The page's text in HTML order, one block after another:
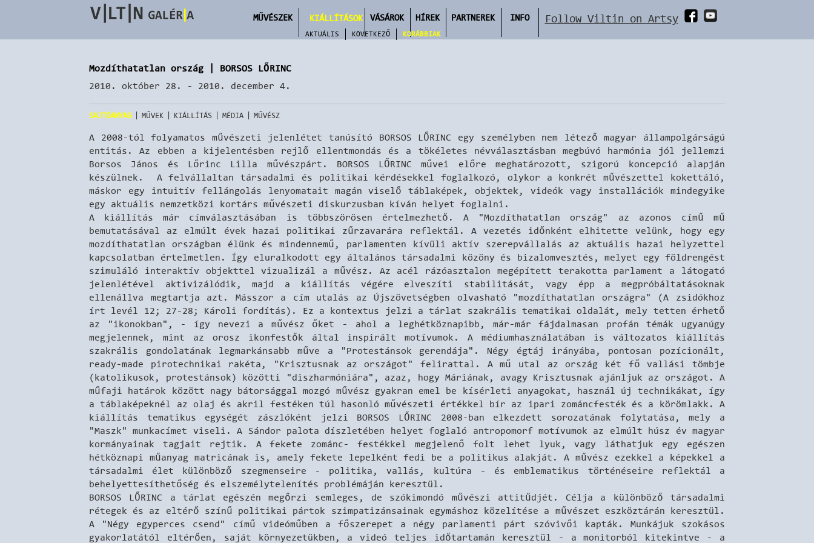
MŰVÉSZEK KIÁLLÍTÁSOK
AKTUÁLIS KÖVETKEZŐ KORÁBBIAK
VÁSÁROK HÍREK PARTNEREK INFO Follow Viltin on Artsy
Mozdíthatatlan ország | BORSOS LŐRINC
2010. október 28. - 2010. december 4.
SAJTÓANYAG MŰVEK KIÁLLÍTÁS MÉDIA MŰVÉSZ
A 2008-tól folyamatos művészeti jelenlétet tanúsító BORSOS LŐRINC egy személyben nem létező magyar állampolgárságú
entitás. Az ebben a kijelentésben rejlő ellentmondás és a tökéletes névválasztásban megbúvó harmónia jól jellemzi
Borsos János és Lőrinc Lilla művészpárt. BORSOS LŐRINC művei előre meghatározott, szigorú koncepció alapján
készülnek. A felvállaltan társadalmi és politikai kérdésekkel foglalkozó, olykor a konkrét művészettel kokettáló,
máskor egy intuitív fellángolás lenyomatait magán viselő táblaképek, objektek, videók vagy installációk mindegyike
egy aktuális nemzetközi kortárs művészeti diskurzusban kíván helyet foglalni.
A kiállítás már címválasztásában is többszörösen értelmezhető. A "Mozdíthatatlan ország" az azonos című mű
bemutatásával az elmúlt évek hazai politikai zűrzavarára reflektál. A vezetés időnként elhitette velünk, hogy egy
mozdíthatatlan országban élünk és mindennemű, parlamenten kívüli aktív szerepvállalás az aktuális hazai helyzettel
kapcsolatban értelmetlen. Így eluralkodott egy általános társadalmi közöny és bizalomvesztés, melyet egy földrengést
szimuláló interaktív objekttel vizualizál a művész. Az acél rázóasztalon megépített terakotta parlament a látogató
jelenlétével aktivizálódik, majd a kiállítás végére elveszíti stabilitását, vagy épp a megpróbáltatásoknak
ellenállva megtartja azt. Másszor a cím utalás az Újszövetségben olvasható "mozdíthatatlan országra" (A zsidókhoz
írt levél 12; 27-28; Károli fordítás). Ez a kontextus jelzi a tárlat szakrális tematikai oldalát, mely tetten érhető
az "ikonokban", - így nevezi a művész őket - ahol a leghétköznapibb, már-már fájdalmasan profán témák ugyanúgy
megjelennek, mint az orosz ikonfestők által inspirált motívumok. A médiumhasználatában is változatos kiállítás
szakrális gondolatának legmarkánsabb műve a "Protestánsok gerendája". Négy égtáj irányába, pontosan pozícionált,
ready-made pirotechnikai rakéta, "Krisztusnak az országot" felirattal. A mű utal az ország két fő vallási tömbje
(katolikusok, protestánsok) közötti "diszharmóniára", azaz, hogy Máriának, avagy Krisztusnak ajánljuk az országot. A
műfaji határok között nagy bátorsággal mozgó művész gyakran emel be kísérleti anyagokat, használ új technikákat, így
a táblaképeknél az olaj és akril festéken túl hasonló művészeti értékkel bír az ipari zománcfesték és a körömlakk. A
kiállítás tematikus egységét zászlóként jelzi BORSOS LŐRINC 2008-ban elkezdett sorozatának folytatása, mely a
"Maszk" munkacímet viseli. A Sándor palota díszletében helyet foglaló antropomorf motívumok az elmúlt húsz év magyar
kormányainak tagjait rejtik. A fekete zománc- festékkel megjelenő folt lehet lyuk, vagy láthatjuk egy egészen
hétköznapi műanyag matricának is, amely fekete lepelként fedi be a politikus alakját. A művész ezekkel a képekkel a
társadalmi élet különböző szegmenseire - politika, vallás, kultúra - és emblematikus történéseire reflektál a
behelyettesíthetőség és elszemélytelenítés problémáján keresztül.
BORSOS LŐRINC a tárlat egészén megőrzi semleges, de szókimondó művészi attitűdjét. Célja a különböző társadalmi
rétegek és az eltérő színű politikai pártok szimpatizánsainak egymáshoz közelítése a művészet eszköztárán keresztül.
A "Négy egyperces csend" című videóműben a főszerepet a négy parlamenti párt szóvivői kapták. Munkájuk szokásos
gyakorlatától eltérően, saját környezetükben, a videó teljes időtartamán keresztül - a monitorból kitekintve - a